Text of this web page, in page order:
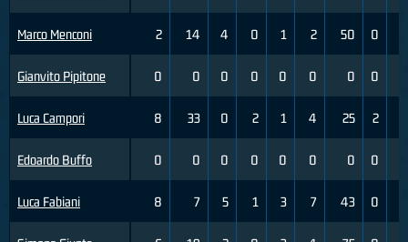
Marco Menconi
Gianvito Pipitone
Luca Campori
Edoardo Buffo
Luca Fabiani
2 14 4 0 1 2 50 0
0 0 0 0 0 0 0 0
8 33 0 2 1 4 25 2
0 0 0 0 0 0 0 0
8 7 5 1 3 7 43 0